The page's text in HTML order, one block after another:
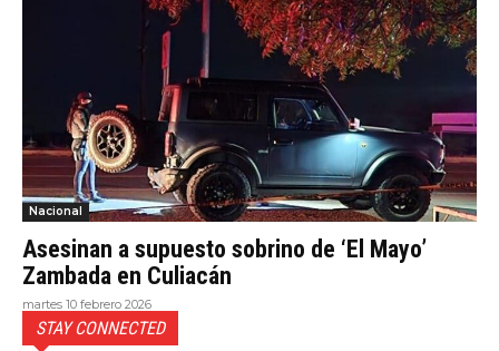
Nacional
Asesinan a supuesto sobrino de ‘El Mayo’
Zambada en Culiacán
martes 10 febrero 2026
STAY CONNECTED